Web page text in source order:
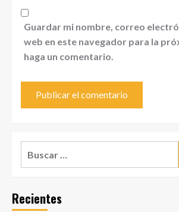
Guardar mi nombre, correo
web en este navegador para la
haga un comentario.
Recientes